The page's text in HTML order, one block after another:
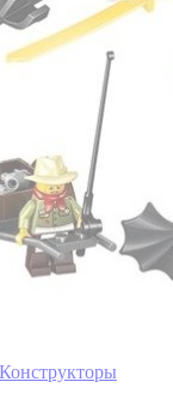
Конструкторы